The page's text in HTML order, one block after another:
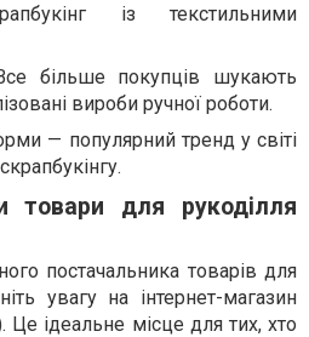
із текстильними
Все більше покупців шукають
вироби ручної роботи.
— популярний тренд у світі
товари для рукоділля
постачальника товарів для
увагу на інтернет-магазин
Це ідеальне місце для тих, хто